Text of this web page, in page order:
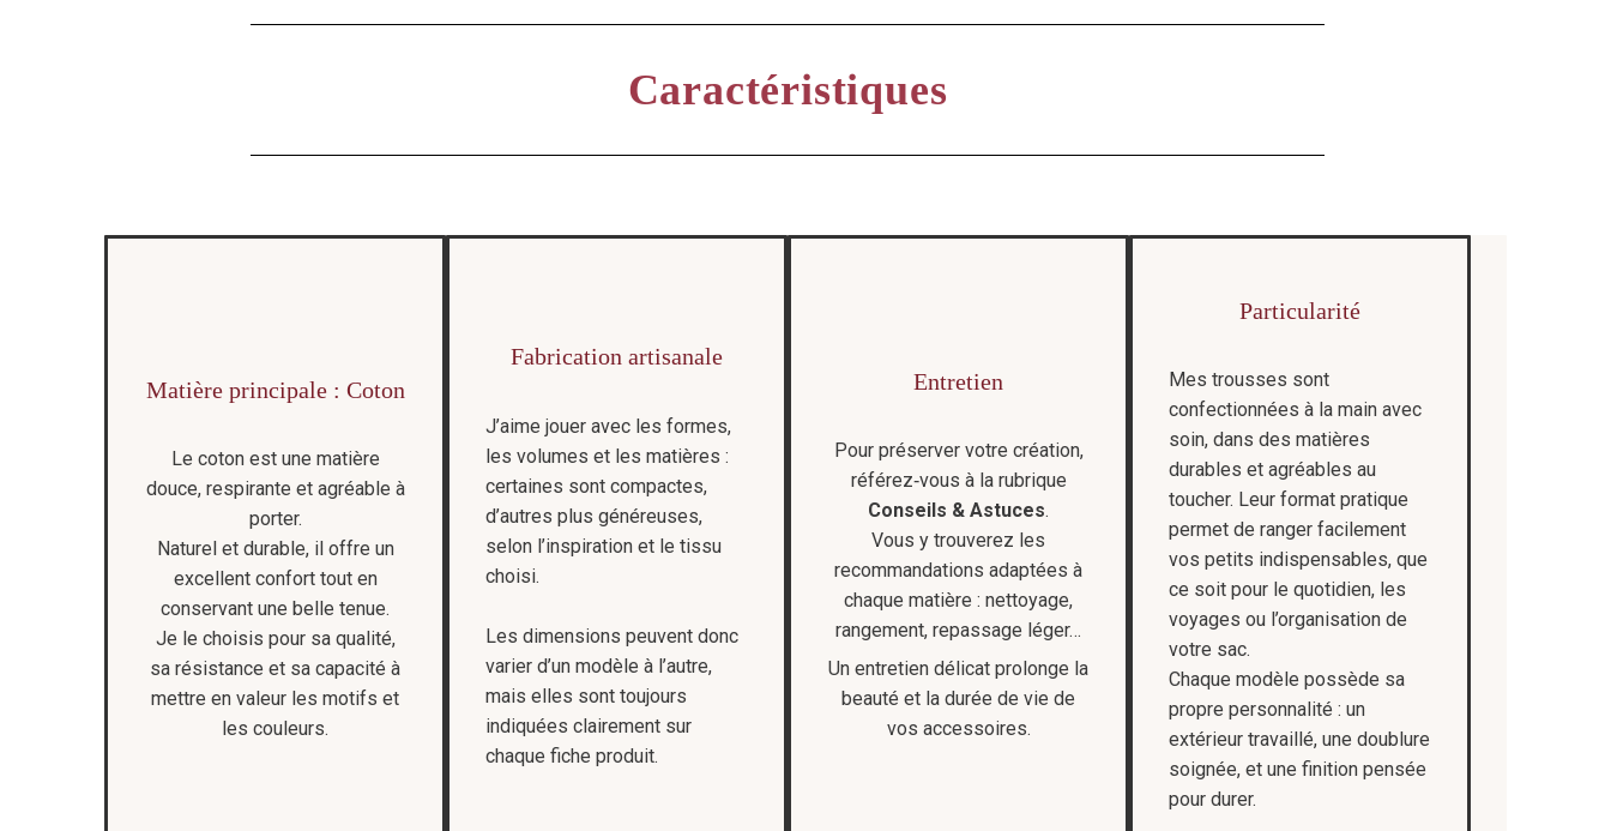
Caractéristiques
Matière principale : Coton
Le coton est une matière
douce, respirante et agréable à
porter.
Naturel et durable, il offre un
excellent confort tout en
conservant une belle tenue.
Je le choisis pour sa qualité,
sa résistance et sa capacité à
mettre en valeur les motifs et
les couleurs.
Fabrication artisanale
J’aime jouer avec les formes,
les volumes et les matières :
certaines sont compactes,
d’autres plus généreuses,
selon l’inspiration et le tissu
choisi.
Les dimensions peuvent donc
varier d’un modèle à l’autre,
mais elles sont toujours
indiquées clairement sur
chaque fiche produit.
Entretien
Pour préserver votre création,
référez‑vous à la rubrique
Conseils & Astuces.
Vous y trouverez les
recommandations adaptées à
chaque matière : nettoyage,
rangement, repassage léger…
Un entretien délicat prolonge la
beauté et la durée de vie de
vos accessoires.
Particularité
Mes trousses sont
confectionnées à la main avec
soin, dans des matières
durables et agréables au
toucher. Leur format pratique
permet de ranger facilement
vos petits indispensables, que
ce soit pour le quotidien, les
voyages ou l’organisation de
votre sac.
Chaque modèle possède sa
propre personnalité : un
extérieur travaillé, une doublure
soignée, et une finition pensée
pour durer.